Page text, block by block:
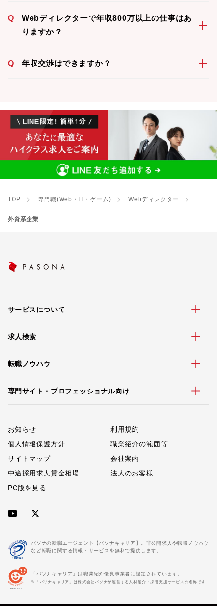
Q
Webディレクターで年収800万以上の仕事はあ
りますか？
Q 年収交渉はできますか？
TOP 専門職(Web・IT・ゲーム) Webディレクター
外資系企業
サービスについて
求人検索
転職ノウハウ
専門サイト・プロフェッショナル向け
お知らせ
利用規約
個人情報保護方針
職業紹介の範囲等
サイトマップ
会社案内
中途採用求人賃金相場
法人のお客様
PC版を見る
パソナの転職エージェント【パソナキャリア】。非公開求人や転職ノウハウ
など転職に関する情報・サービスを無料で提供します。
「パソナキャリア」は職業紹介優良事業者に認定されています。
※「パソナキャリア」は株式会社パソナが運営する人材紹介・採用支援サービスの名称です